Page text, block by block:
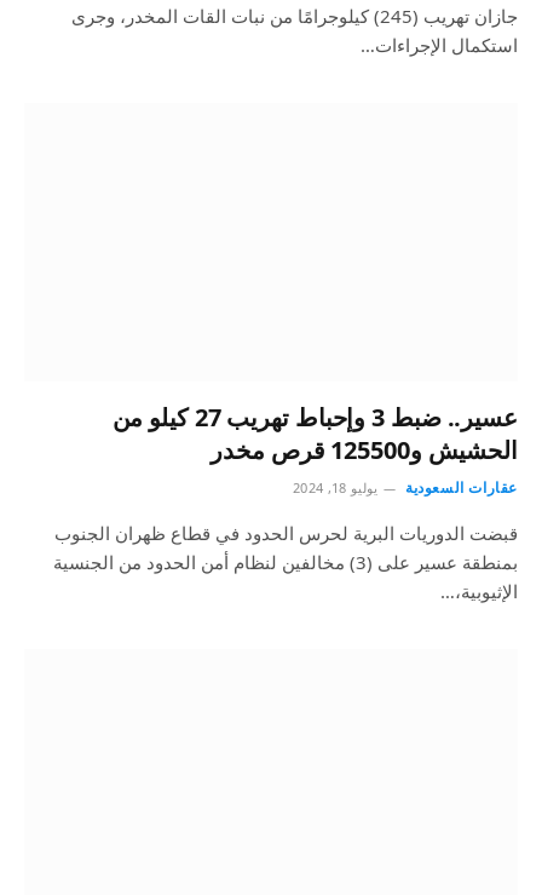
جازان تهريب (245) كيلوجرامًا من نبات القات المخدر، وجرى
استكمال الإجراءات…
عسير.. ضبط 3 وإحباط تهريب 27 كيلو من
الحشيش و125500 قرص مخدر
عقارات السعودية يوليو 18, 2024
قبضت الدوريات البرية لحرس الحدود في قطاع ظهران الجنوب
بمنطقة عسير على (3) مخالفين لنظام أمن الحدود من الجنسية
الإثيوبية،…